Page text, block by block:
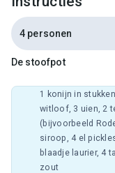
4 personen
De stoofpot
1 konijn in
witloof, 3 uien, 2
(bijvoorbeeld
siroop, 4 el
blaadje laurier, 4
zout